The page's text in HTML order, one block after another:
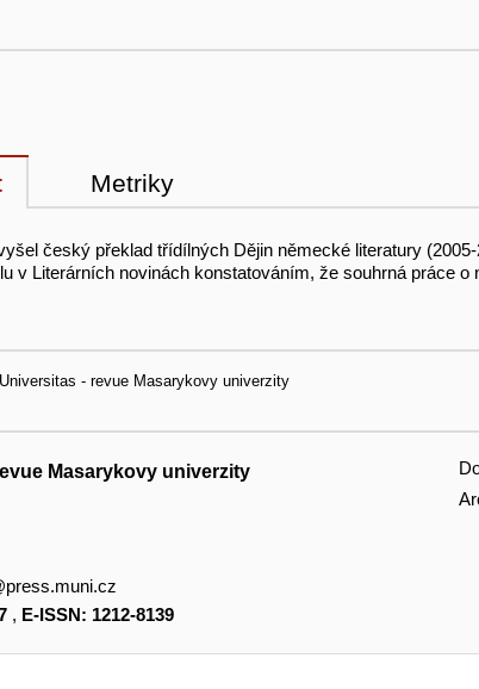
Metriky
český překlad třídílných Dějin německé literatury
v Literárních novinách konstatováním, že souhrná práce
- revue Masarykovy univerzity
Masarykovy univerzity
, E-ISSN: 1212-8139